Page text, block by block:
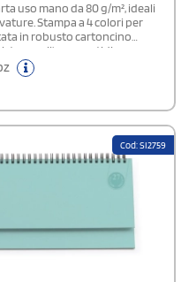
uso mano da 80 g/m², ideali
Stampa a 4 colori per
in robusto cartoncino
all'uso quotidiano.
attività e scadenze con
Cod: SI2759